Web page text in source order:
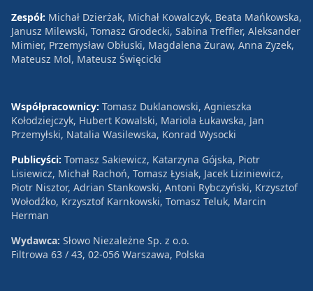
Zespół: Michał Dzierżak, Michał Kowalczyk, Beata Mańkowska,
Janusz Milewski, Tomasz Grodecki, Sabina Treffler, Aleksander
Mimier, Przemysław Obłuski, Magdalena Żuraw, Anna Zyzek,
Mateusz Mol, Mateusz Święcicki
Współpracownicy: Tomasz Duklanowski, Agnieszka
Kołodziejczyk, Hubert Kowalski, Mariola Łukawska, Jan
Przemyłski, Natalia Wasilewska, Konrad Wysocki
Publicyści: Tomasz Sakiewicz, Katarzyna Gójska, Piotr
Lisiewicz, Michał Rachoń, Tomasz Łysiak, Jacek Liziniewicz,
Piotr Nisztor, Adrian Stankowski, Antoni Rybczyński, Krzysztof
Wołodźko, Krzysztof Karnkowski, Tomasz Teluk, Marcin
Herman
Wydawca: Słowo Niezależne Sp. z o.o.
Filtrowa 63 / 43, 02-056 Warszawa, Polska